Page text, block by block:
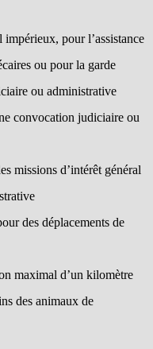
pour l’assistance
ou pour la garde
ou administrative
convocation judiciaire ou
missions d’intérêt général
des déplacements de
maximal d’un kilomètre
des animaux de